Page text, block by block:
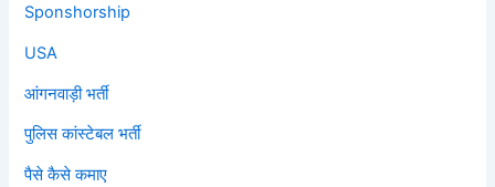
Sponshorship
USA
आंगनवाड़ी भर्ती
पुलिस कांस्टेबल भर्ती
पैसे कैसे कमाए